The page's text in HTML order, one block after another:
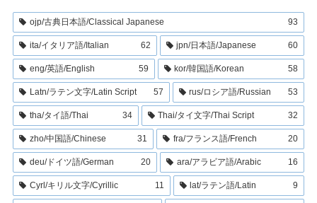
ojp/古典日本語/Classical Japanese 93
ita/イタリア語/Italian 62 jpn/日本語/Japanese 60
eng/英語/English 59 kor/韓国語/Korean 58
Latn/ラテン文字/Latin Script 57 rus/ロシア語/Russian 53
tha/タイ語/Thai 34 Thai/タイ文字/Thai Script 32
zho/中国語/Chinese 31 fra/フランス語/French 20
deu/ドイツ語/German 20 ara/アラビア語/Arabic 16
Cyrl/キリル文字/Cyrillic 11 lat/ラテン語/Latin 9